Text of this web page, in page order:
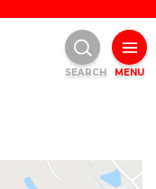
MENU
SEARCH